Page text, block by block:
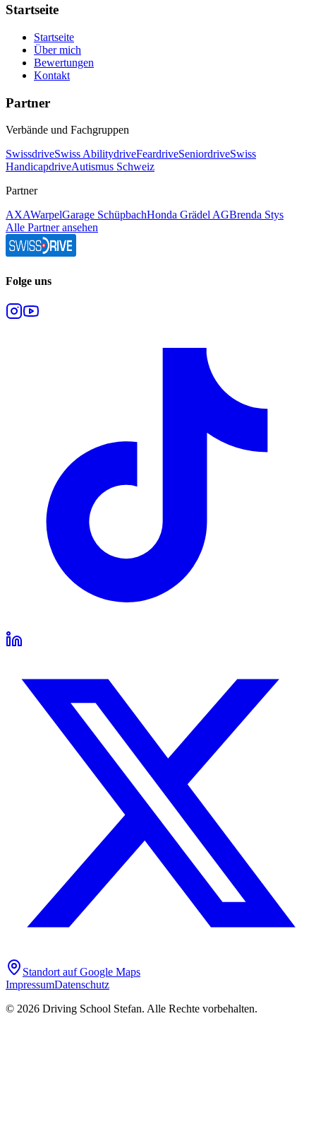
Startseite
Startseite
Über mich
Bewertungen
Kontakt
Partner
Verbände und Fachgruppen
SwissdriveSwiss AbilitydriveFeardriveSeniordriveSwiss
HandicapdriveAutismus Schweiz
Partner
AXAWarpelGarage SchüpbachHonda Grädel AGBrenda Stys
Alle Partner ansehen
Folge uns
Standort auf Google Maps
ImpressumDatenschutz
© 2026 Driving School Stefan. Alle Rechte vorbehalten.